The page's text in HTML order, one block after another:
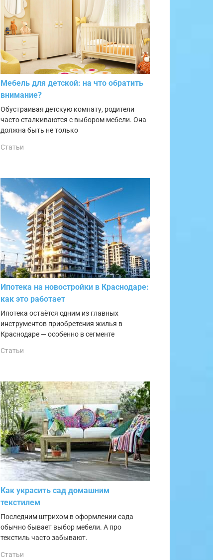
Мебель для детской: на что обратить
внимание?
Обустраивая детскую комнату, родители
часто сталкиваются с выбором мебели. Она
должна быть не только
Статьи
Ипотека на новостройки в Краснодаре:
как это работает
Ипотека остаётся одним из главных
инструментов приобретения жилья в
Краснодаре — особенно в сегменте
Статьи
Как украсить сад домашним
текстилем
Последним штрихом в оформлении сада
обычно бывает выбор мебели. А про
текстиль часто забывают.
Статьи